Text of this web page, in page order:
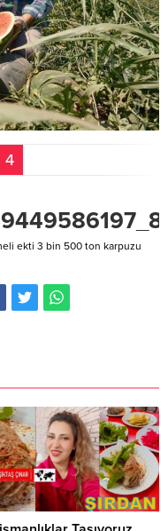
4
ekti 3 bin 500 ton karpuzu